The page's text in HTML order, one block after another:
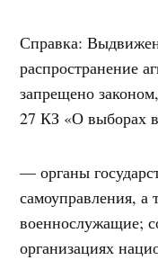
Справка:
распространение
запрещено
27 КЗ «О выборах
— органы
самоуправления, а
военнослужащие;
организациях